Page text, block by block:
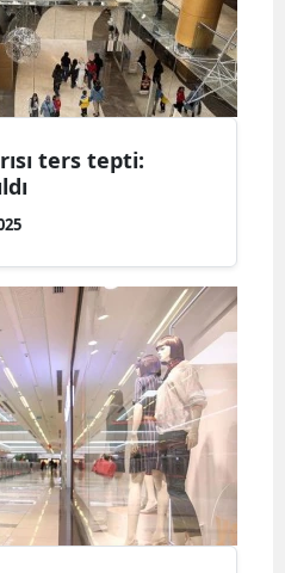
Ardahan
Iğdır
Yalova
Karabük
Kilis
Düzce
ters tepti: